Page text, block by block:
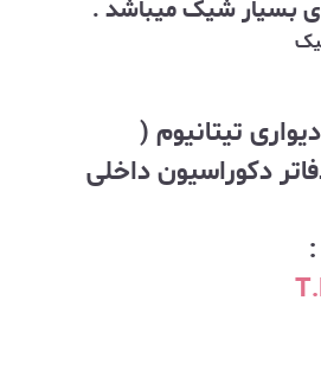
بسیار شیک میباشد .
تیتانیوم (